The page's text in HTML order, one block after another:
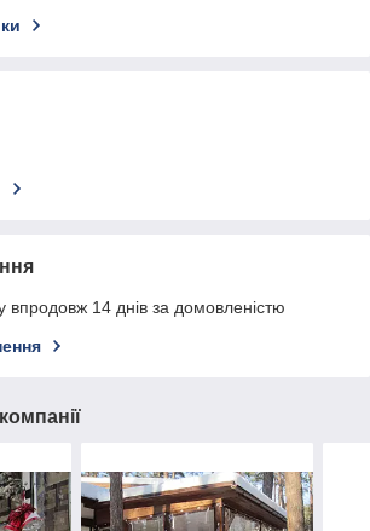
впродовж 14 днів за домовленістю